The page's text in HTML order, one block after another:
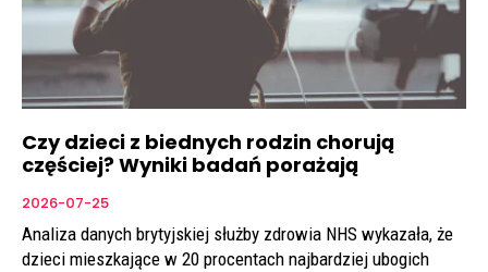
Czy dzieci z biednych rodzin chorują
częściej? Wyniki badań porażają
2026-07-25
Analiza danych brytyjskiej służby zdrowia NHS wykazała, że
dzieci mieszkające w 20 procentach najbardziej ubogich